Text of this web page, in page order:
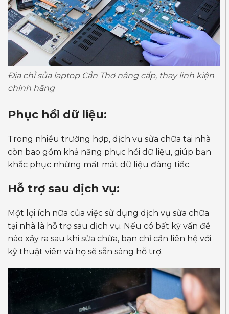
Địa chỉ sửa laptop Cần Thơ nâng cấp, thay linh kiện
chính hãng
Phục hồi dữ liệu:
Trong nhiều trường hợp, dịch vụ sửa chữa tại nhà
còn bao gồm khả năng phục hồi dữ liệu, giúp bạn
khắc phục những mất mát dữ liệu đáng tiếc.
Hỗ trợ sau dịch vụ:
Một lợi ích nữa của việc sử dụng dịch vụ sửa chữa
tại nhà là hỗ trợ sau dịch vụ. Nếu có bất kỳ vấn đề
nào xảy ra sau khi sửa chữa, bạn chỉ cần liên hệ với
kỹ thuật viên và họ sẽ sẵn sàng hỗ trợ.